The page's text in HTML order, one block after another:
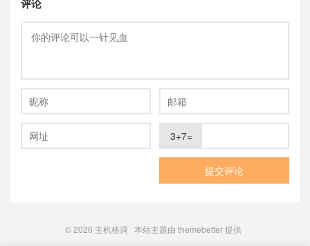
评论
3+7=
© 2026 主机格调 本站主题由 themebetter提供